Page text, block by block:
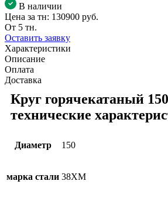
В наличии
Цена за тн: 130900 руб.
От 5 тн.
Оставить заявку
Характеристики
Описание
Оплата
Доставка
Круг горячекатаный
технические
Диаметр 150
марка стали 38ХМ